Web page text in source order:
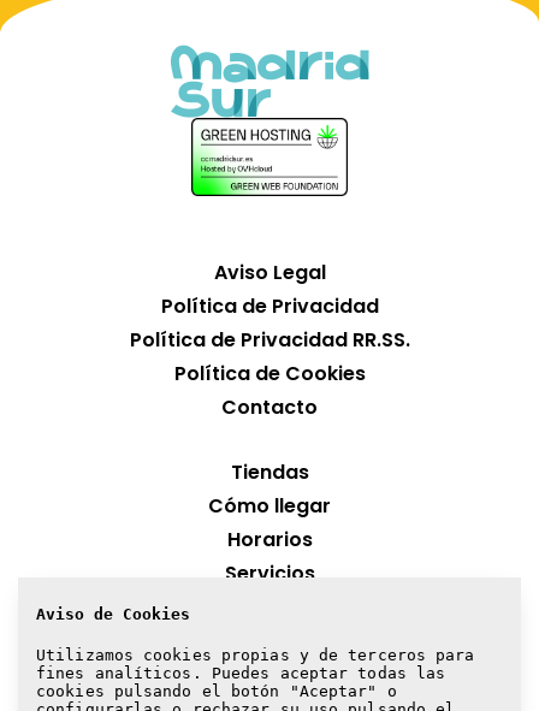
Aviso Legal
Política de Privacidad
Política de Privacidad RR.SS.
Política de Cookies
Contacto
Tiendas
Cómo llegar
Horarios
Servicios
Suscribirme
Aviso de Cookies
Utilizamos cookies propias y de terceros para
fines analíticos. Puedes aceptar todas las
cookies pulsando el botón "Aceptar" o